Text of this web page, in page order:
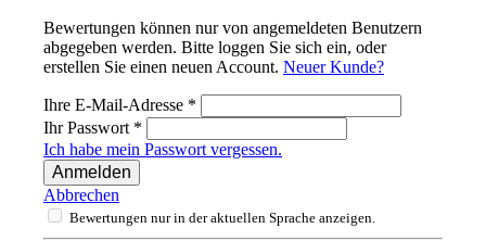
Bewertungen können nur von angemeldeten Benutzern
abgegeben werden. Bitte loggen Sie sich ein, oder
erstellen Sie einen neuen Account. Neuer Kunde?
Ihre E-Mail-Adresse *
Ihr Passwort *
Ich habe mein Passwort vergessen.
Anmelden
Abbrechen
Bewertungen nur in der aktuellen Sprache anzeigen.